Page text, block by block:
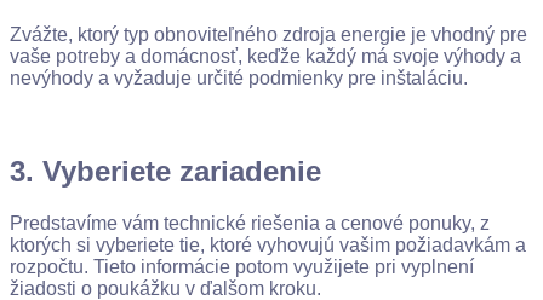
Zvážte, ktorý typ obnoviteľného zdroja energie je vhodný pre
vaše potreby a domácnosť, keďže každý má svoje výhody a
nevýhody a vyžaduje určité podmienky pre inštaláciu.
3. Vyberiete zariadenie
Predstavíme vám technické riešenia a cenové ponuky, z
ktorých si vyberiete tie, ktoré vyhovujú vašim požiadavkám a
rozpočtu. Tieto informácie potom využijete pri vyplnení
žiadosti o poukážku v ďalšom kroku.